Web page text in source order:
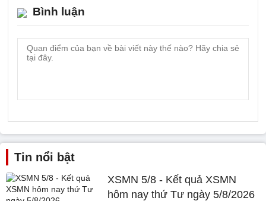
Bình luận
Tin nổi bật
XSMN 5/8 - Kết quả XSMN
hôm nay thứ Tư ngày 5/8/2026